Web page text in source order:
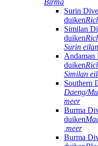
Birma
Surin
duiken
Similan
duiken
Surin
Andaman
duiken
Similan
Southern
Daeng/
meer
Burma
duiken
,meer
Burma